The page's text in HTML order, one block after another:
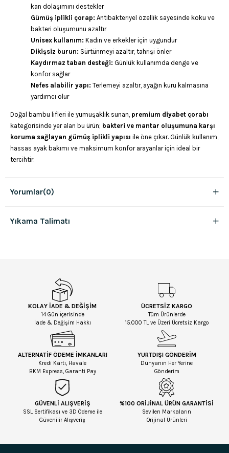
kan dolaşımını destekler
Gümüş iplikli çorap: Antibakteriyel özellik sayesinde koku ve
bakteri oluşumunu azaltır
Unisex kullanım: Kadın ve erkekler için uygundur
Dikişsiz burun: Sürtünmeyi azaltır, tahrişi önler
Kaydırmaz taban desteği: Günlük kullanımda denge ve
konfor sağlar
Nefes alabilir yapı: Terlemeyi azaltır, ayağın kuru kalmasına
yardımcı olur
Doğal bambu lifleri ile yumuşaklık sunan, premium diyabet çorabı
kategorisinde yer alan bu ürün; bakteri ve mantar oluşumuna karşı
koruma sağlayan gümüş iplikli yapısı ile öne çıkar. Günlük kullanım,
hassas ayak bakımı ve maksimum konfor arayanlar için ideal bir
tercihtir.
Yorumlar(0)
Yıkama Talimatı
KOLAY İADE & DEĞİŞİM
14 Gün İçerisinde
İade & Değişim Hakkı
ÜCRETSİZ KARGO
Tüm Ürünlerde
15.000 TL ve Üzeri Ücretsiz Kargo
ALTERNATİF ÖDEME İMKANLARI
Kredi Kartı, Havale
BKM Express, Garanti Pay
YURTDIŞI GÖNDERİM
Dünyanın Her Yerine
Gönderim
GÜVENLİ ALIŞVERİŞ
SSL Sertifikası ve 3D Ödeme ile
Güvenilir Alışveriş
%100 ORİJİNAL ÜRÜN GARANTİSİ
Sevilen Markaların
Orijinal Ürünleri